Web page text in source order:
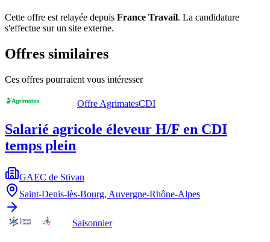
Cette offre est relayée depuis France Travail. La candidature
s'effectue sur un site externe.
Offres similaires
Ces offres pourraient vous intéresser
Offre AgrimatesCDI
Salarié agricole éleveur H/F en CDI
temps plein
GAEC de Stivan
Saint-Denis-lès-Bourg, Auvergne-Rhône-Alpes
Saisonnier